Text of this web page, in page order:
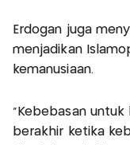
Erdogan juga
menjadikan
kemanusiaan.
"Kebebasan
berakhir ketika